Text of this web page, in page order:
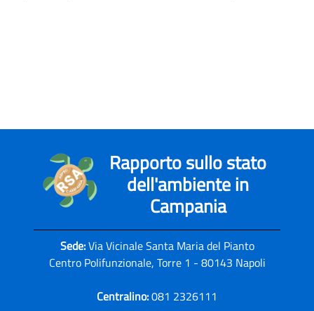
Rapporto sullo stato
dell'ambiente in
Campania
Sede:Via Vicinale Santa Maria del Pianto
Centro Polifunzionale, Torre 1 - 80143 Napoli
Centralino:081 2326111